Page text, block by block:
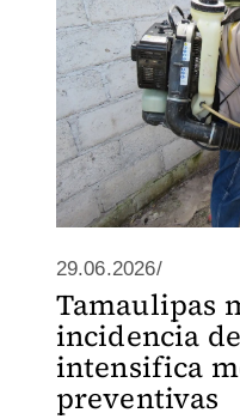
29.06.2026/
Tamaulipas
incidencia
intensifica
preventivas